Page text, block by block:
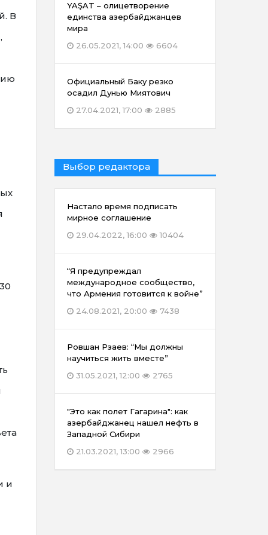
В
и
YAŞAT – олицетворение
единства азербайджанцев
мира
26.05.2021, 14:00
6604
Официальный Баку резко
осадил Дунью Миятович
27.04.2021, 17:00
2885
Выбор редактора
Настало время подписать
мирное соглашение
29.04.2022, 16:00
10404
“Я предупреждал
международное сообщество,
что Армения готовится к войне”
24.08.2021, 20:00
7438
Ровшан Рзаев: “Мы должны
научиться жить вместе”
31.05.2021, 12:00
2765
"Это как полет Гагарина": как
азербайджанец нашел нефть в
Западной Сибири
21.03.2021, 13:00
2966